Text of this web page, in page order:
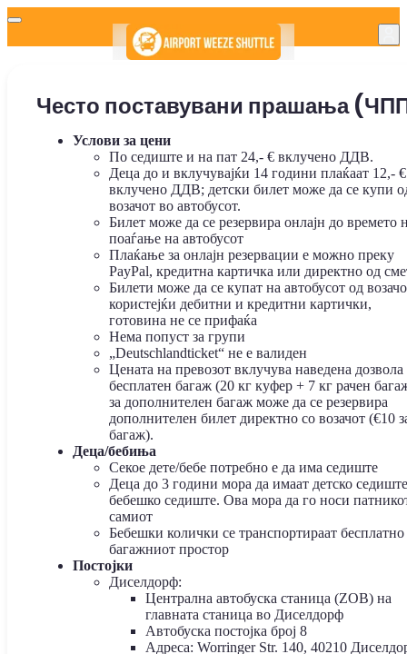
Често поставувани прашања
Услови за цени
По седиште и на пат 24,- € вклучено ДДВ.
Деца до и вклучувајќи 14 години плаќаат 12,- €
вклучено ДДВ; детски билет може да се купи
возачот во автобусот.
Билет може да се резервира онлајн до времето
поаѓање на автобусот
Плаќање за онлајн резервации е можно преку
PayPal, кредитна картичка или директно од
Билети може да се купат на автобусот од
користејќи дебитни и кредитни картички,
готовина не се прифаќа
Нема попуст за групи
„Deutschlandticket“ не е валиден
Цената на превозот вклучува наведена дозвола
бесплатен багаж (20 кг куфер + 7 кг рачен
за дополнителен багаж може да се резервира
дополнителен билет директно со возачот (€10
багаж).
Деца/бебиња
Секое дете/бебе потребно е да има седиште
Деца до 3 години мора да имаат детско
бебешко седиште. Ова мора да го носи
самиот
Бебешки колички се транспортираат
багажниот простор
Постојки
Диселдорф:
Централна автобуска станица (ZOB) на
главната станица во Диселдорф
Автобуска постојка број 8
Адреса: Worringer Str. 140, 40210